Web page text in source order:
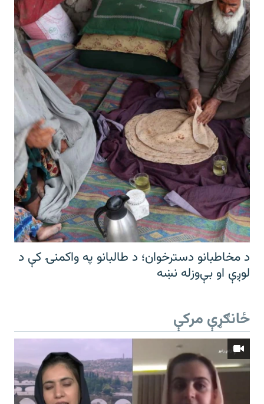
د مخاطبانو دسترخوان؛ د طالبانو په واکمنۍ کې د
لوږې او بې‌وزله نښه
ځانګړې مرکې